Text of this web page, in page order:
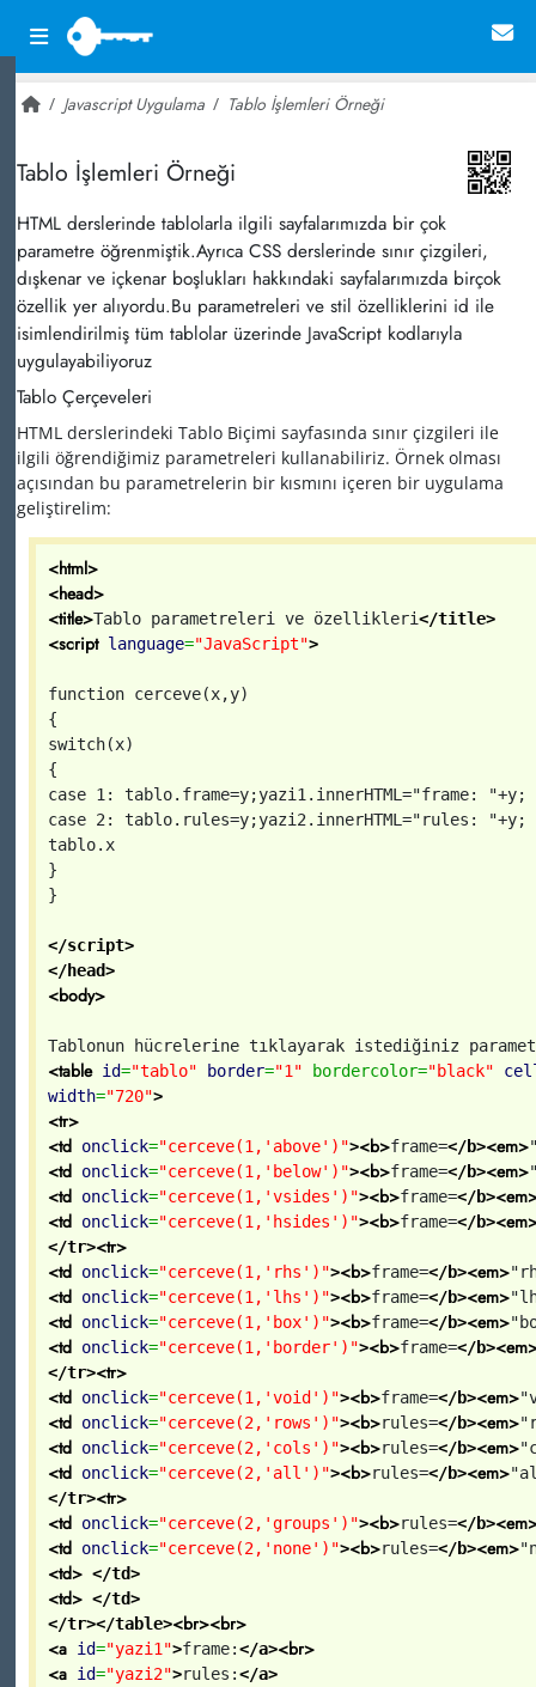
Javascript Uygulama Tablo İşlemleri Örneği
Tablo İşlemleri Örneği
HTML derslerinde tablolarla ilgili sayfalarımızda bir çok
parametre öğrenmiştik.Ayrıca CSS derslerinde sınır çizgileri,
dışkenar ve içkenar boşlukları hakkındaki sayfalarımızda birçok
özellik yer alıyordu.Bu parametreleri ve stil özelliklerini id ile
isimlendirilmiş tüm tablolar üzerinde JavaScript kodlarıyla
uygulayabiliyoruz
Tablo Çerçeveleri
HTML derslerindeki Tablo Biçimi sayfasında sınır çizgileri ile
ilgili öğrendiğimiz parametreleri kullanabiliriz. Örnek olması
açısından bu parametrelerin bir kısmını içeren bir uygulama
geliştirelim:
<html>
<head>
<title>Tablo parametreleri ve özellikleri</title>
<script language="JavaScript">
function cerceve(x,y)
{
switch(x)
{
case 1: tablo.frame=y;yazi1.innerHTML="frame: "+y;
case 2: tablo.rules=y;yazi2.innerHTML="rules: "+y;
tablo.x
}
}
</script>
</head>
<body>
Tablonun hücrelerine tıklayarak istediğiniz
<table id="tablo" border="1" bordercolor="black"
width="720">
<tr>
<td onclick="cerceve(1,'above')"><b>frame=</b><em>
<td onclick="cerceve(1,'below')"><b>frame=</b><em>
<td onclick="cerceve(1,'vsides')"><b>frame=</b>
<td onclick="cerceve(1,'hsides')"><b>frame=</b>
</tr><tr>
<td onclick="cerceve(1,'rhs')"><b>frame=</b><em>
<td onclick="cerceve(1,'lhs')"><b>frame=</b><em>
<td onclick="cerceve(1,'box')"><b>frame=</b><em>
<td onclick="cerceve(1,'border')"><b>frame=</b>
</tr><tr>
<td onclick="cerceve(1,'void')"><b>frame=</b><em>
<td onclick="cerceve(2,'rows')"><b>rules=</b><em>
<td onclick="cerceve(2,'cols')"><b>rules=</b><em>
<td onclick="cerceve(2,'all')"><b>rules=</b><em>
</tr><tr>
<td onclick="cerceve(2,'groups')"><b>rules=</b>
<td onclick="cerceve(2,'none')"><b>rules=</b><em>
<td> </td>
<td> </td>
</tr></table><br><br>
<a id="yazi1">frame:</a><br>
<a id="yazi2">rules:</a>